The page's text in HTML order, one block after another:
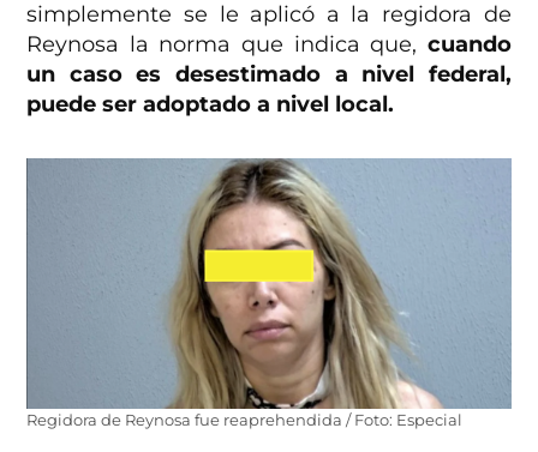
simplemente se le aplicó a la regidora de
Reynosa la norma que indica que, cuando
un caso es desestimado a nivel federal,
puede ser adoptado a nivel local.
Regidora de Reynosa fue reaprehendida / Foto: Especial